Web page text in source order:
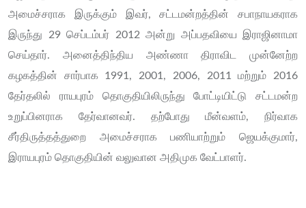
அமைச்சராக இருக்கும் இவர், சட்டமன்றத்தின் சபாநாயகராக
இருந்து 29 செப்டம்பர் 2012 அன்று அப்பதவியை இராஜினாமா
செய்தார். அனைத்திந்திய அண்ணா திராவிட முன்னேற்ற
கழகத்தின் சார்பாக 1991, 2001, 2006, 2011 மற்றும் 2016
தேர்தலில் ராயபுரம் தொகுதியிலிருந்து போட்டியிட்டு சட்டமன்ற
உறுப்பினராக தேர்வானவர். தற்போது மீன்வளம், நிர்வாக
சீர்திருத்தத்துறை அமைச்சராக பணியாற்றும் ஜெயக்குமார்,
இராயபுரம் தொகுதியின் வலுவான அதிமுக வேட்பாளர்.